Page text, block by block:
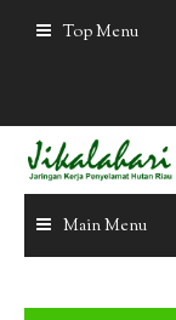
Top Menu
Main Menu